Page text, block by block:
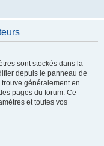
sont stockés dans la
depuis le panneau de
généralement en
pages du forum. Ce
et toutes vos